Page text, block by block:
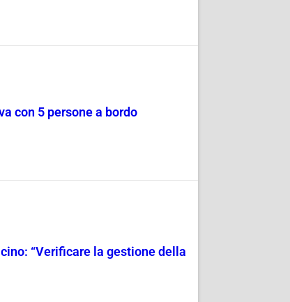
con 5 persone a bordo
“Verificare la gestione della